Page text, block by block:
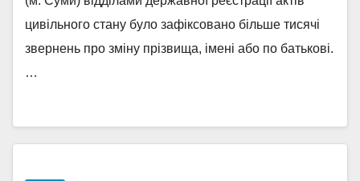
цивільного стану було зафіксовано більше тисячі
звернень про зміну прізвища, імені або по батькові.
…